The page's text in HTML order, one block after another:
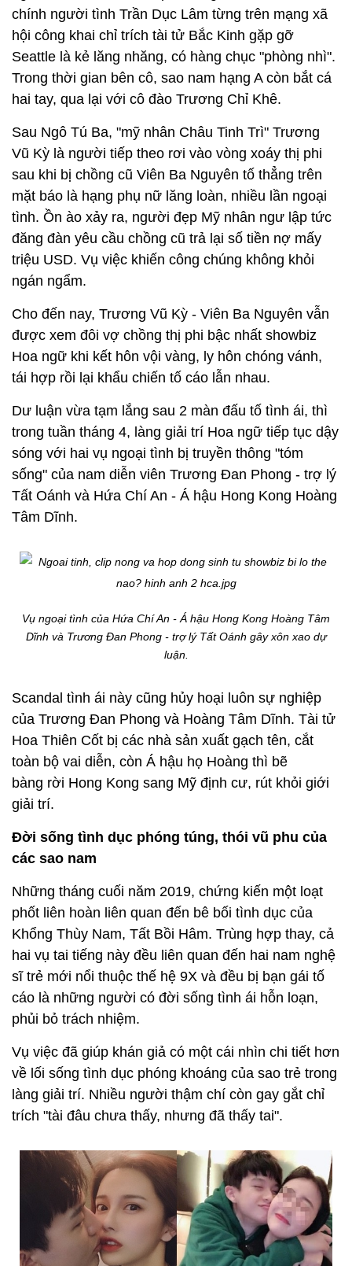
chính người tình Trần Dục Lâm từng trên mạng xã
hội công khai chỉ trích tài tử Bắc Kinh gặp gỡ
Seattle là kẻ lăng nhăng, có hàng chục "phòng nhì".
Trong thời gian bên cô, sao nam hạng A còn bắt cá
hai tay, qua lại với cô đào Trương Chỉ Khê.
Sau Ngô Tú Ba, "mỹ nhân Châu Tinh Trì" Trương
Vũ Kỳ là người tiếp theo rơi vào vòng xoáy thị phi
sau khi bị chồng cũ Viên Ba Nguyên tố thẳng trên
mặt báo là hạng phụ nữ lăng loàn, nhiều lần ngoại
tình. Ồn ào xảy ra, người đẹp Mỹ nhân ngư lập tức
đăng đàn yêu cầu chồng cũ trả lại số tiền nợ mấy
triệu USD. Vụ việc khiến công chúng không khỏi
ngán ngẩm.
Cho đến nay, Trương Vũ Kỳ - Viên Ba Nguyên vẫn
được xem đôi vợ chồng thị phi bậc nhất showbiz
Hoa ngữ khi kết hôn vội vàng, ly hôn chóng vánh,
tái hợp rồi lại khẩu chiến tố cáo lẫn nhau.
Dư luận vừa tạm lắng sau 2 màn đấu tố tình ái, thì
trong tuần tháng 4, làng giải trí Hoa ngữ tiếp tục dậy
sóng với hai vụ ngoại tình bị truyền thông "tóm
sống" của nam diễn viên Trương Đan Phong - trợ lý
Tất Oánh và Hứa Chí An - Á hậu Hong Kong Hoàng
Tâm Dĩnh.
Vụ ngoại tình của Hứa Chí An - Á hậu Hong Kong Hoàng Tâm
Dĩnh và Trương Đan Phong - trợ lý Tất Oánh gây xôn xao dự
luận.
Scandal tình ái này cũng hủy hoại luôn sự nghiệp
của Trương Đan Phong và Hoàng Tâm Dĩnh. Tài tử
Hoa Thiên Cốt bị các nhà sản xuất gạch tên, cắt
toàn bộ vai diễn, còn Á hậu họ Hoàng thì bẽ
bàng rời Hong Kong sang Mỹ định cư, rút khỏi giới
giải trí.
Đời sống tình dục phóng túng, thói vũ phu của
các sao nam
Những tháng cuối năm 2019, chứng kiến một loạt
phốt liên hoàn liên quan đến bê bối tình dục của
Khổng Thùy Nam, Tất Bồi Hâm. Trùng hợp thay, cả
hai vụ tai tiếng này đều liên quan đến hai nam nghệ
sĩ trẻ mới nổi thuộc thế hệ 9X và đều bị bạn gái tố
cáo là những người có đời sống tình ái hỗn loạn,
phủi bỏ trách nhiệm.
Vụ việc đã giúp khán giả có một cái nhìn chi tiết hơn
về lối sống tình dục phóng khoáng của sao trẻ trong
làng giải trí. Nhiều người thậm chí còn gay gắt chỉ
trích "tài đâu chưa thấy, nhưng đã thấy tai".